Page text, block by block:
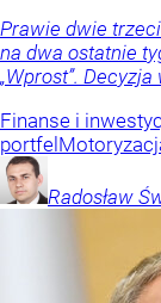
Prawie dwie
na dwa ostatnie
„Wprost”.
Finanse i
portfel
Radosław